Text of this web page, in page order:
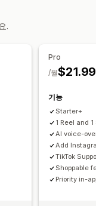
영상 플레이어
.
Pro
$21.99
/월
기능
Starter+
1 Reel and
AI voice-
Add
TikTok
Shoppable
Priority in-